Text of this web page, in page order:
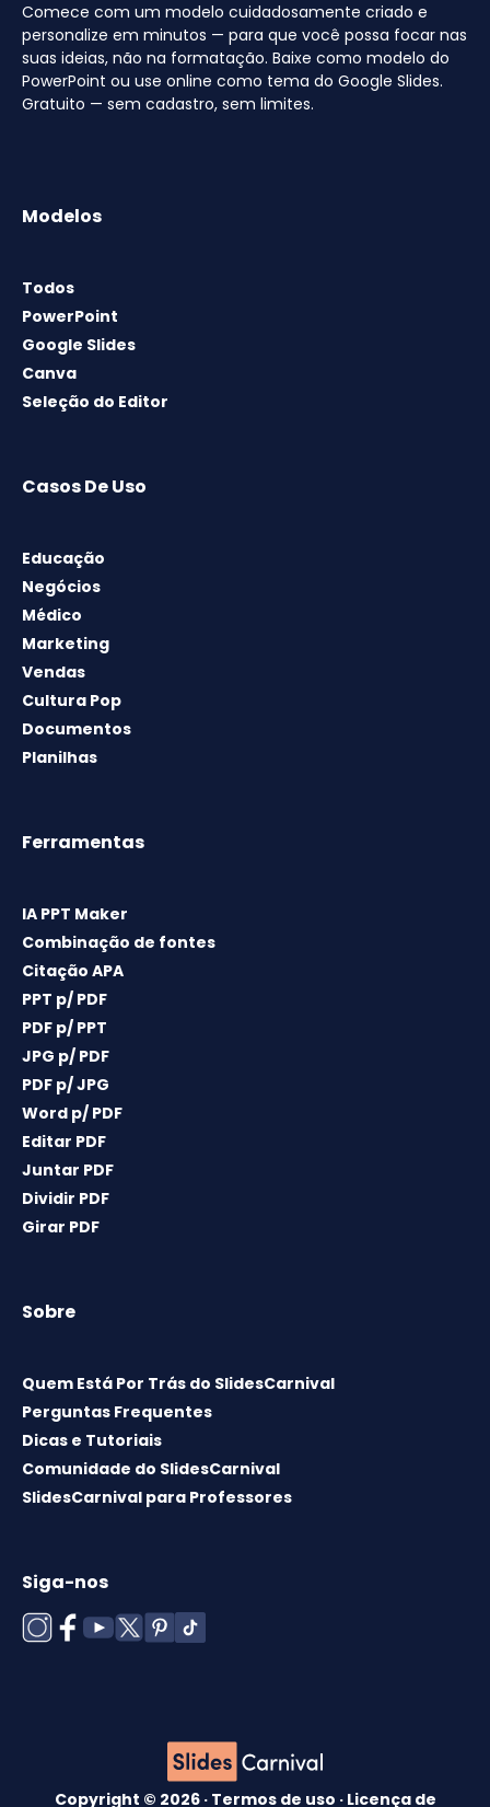
Comece com um modelo cuidadosamente criado e
personalize em minutos — para que você possa focar nas
suas ideias, não na formatação. Baixe como modelo do
PowerPoint ou use online como tema do Google Slides.
Gratuito — sem cadastro, sem limites.
Modelos
Todos
PowerPoint
Google Slides
Canva
Seleção do Editor
Casos De Uso
Educação
Negócios
Médico
Marketing
Vendas
Cultura Pop
Documentos
Planilhas
Ferramentas
IA PPT Maker
Combinação de fontes
Citação APA
PPT p/ PDF
PDF p/ PPT
JPG p/ PDF
PDF p/ JPG
Word p/ PDF
Editar PDF
Juntar PDF
Dividir PDF
Girar PDF
Sobre
Quem Está Por Trás do SlidesCarnival
Perguntas Frequentes
Dicas e Tutoriais
Comunidade do SlidesCarnival
SlidesCarnival para Professores
Siga-nos
Copyright © 2026 · Termos de uso · Licença de